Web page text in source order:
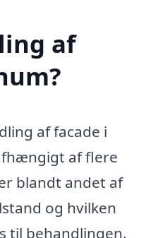
af
af facade i
af flere
blandt andet af
og hvilken
til behandlingen.